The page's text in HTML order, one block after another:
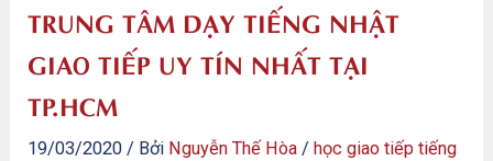
TRUNG TÂM DẠY TIẾNG NHẬT
GIAO TIẾP UY TÍN NHẤT TẠI
TP.HCM
19/03/2020 / Bởi Nguyễn Thế Hòa /học giao tiếp tiếng